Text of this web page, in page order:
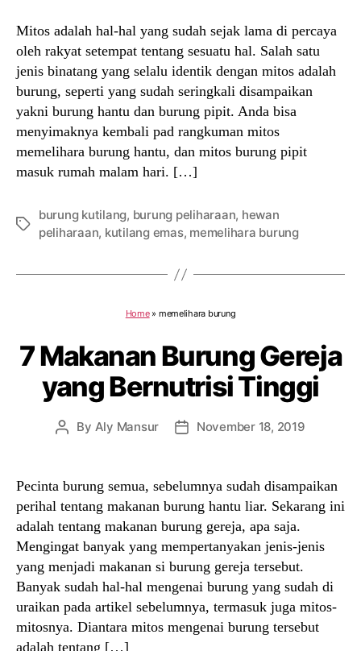
Mitos adalah hal-hal yang sudah sejak lama di percaya
oleh rakyat setempat tentang sesuatu hal. Salah satu
jenis binatang yang selalu identik dengan mitos adalah
burung, seperti yang sudah seringkali disampaikan
yakni burung hantu dan burung pipit. Anda bisa
menyimaknya kembali pad rangkuman mitos
memelihara burung hantu, dan mitos burung pipit
masuk rumah malam hari. […]
Tags
burung kutilang, burung peliharaan, hewan
peliharaan, kutilang emas, memelihara burung
Home» memelihara burung
7 Makanan Burung Gereja
yang Bernutrisi Tinggi
Post
By Aly Mansur
PostNovember 18, 2019
Pecinta burung semua, sebelumnya sudah disampaikan
perihal tentang makanan burung hantu liar. Sekarang ini
adalah tentang makanan burung gereja, apa saja.
Mengingat banyak yang mempertanyakan jenis-jenis
yang menjadi makanan si burung gereja tersebut.
Banyak sudah hal-hal mengenai burung yang sudah di
uraikan pada artikel sebelumnya, termasuk juga mitos-
mitosnya. Diantara mitos mengenai burung tersebut
adalah tentang […]